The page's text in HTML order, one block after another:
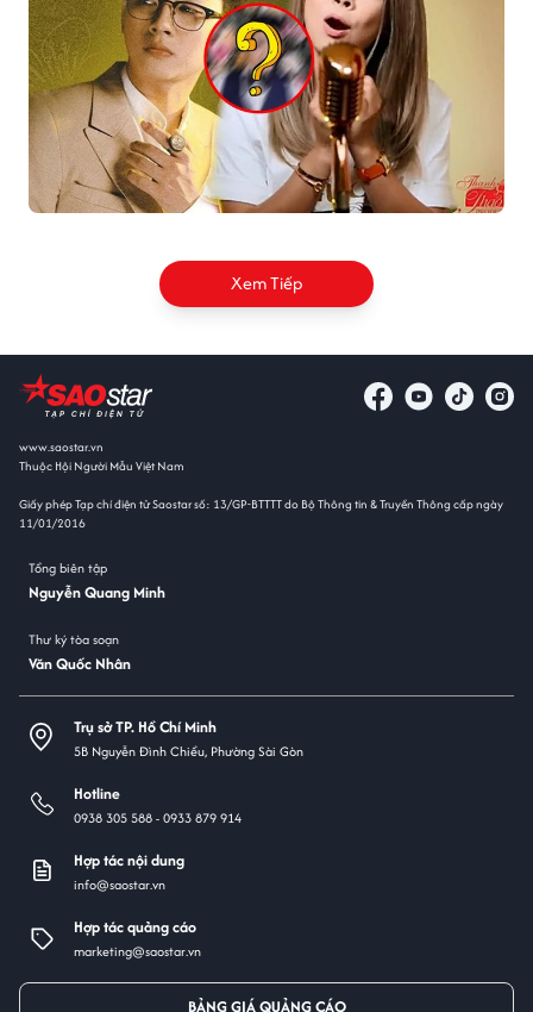
Xem Tiếp
www.saostar.vn
Thuộc Hội Người Mẫu Việt Nam
Giấy phép Tạp chí điện tử Saostar số: 13/GP-BTTTT do Bộ Thông tin & Truyền Thông cấp ngày
11/01/2016
Tổng biên tập
Nguyễn Quang Minh
Thư ký tòa soạn
Văn Quốc Nhân
Trụ sở TP. Hồ Chí Minh
5B Nguyễn Đình Chiểu, Phường Sài Gòn
Hotline
0938 305 588 -0933 879 914
Hợp tác nội dung
info@saostar.vn
Hợp tác quảng cáo
marketing@saostar.vn
BẢNG GIÁ QUẢNG CÁO